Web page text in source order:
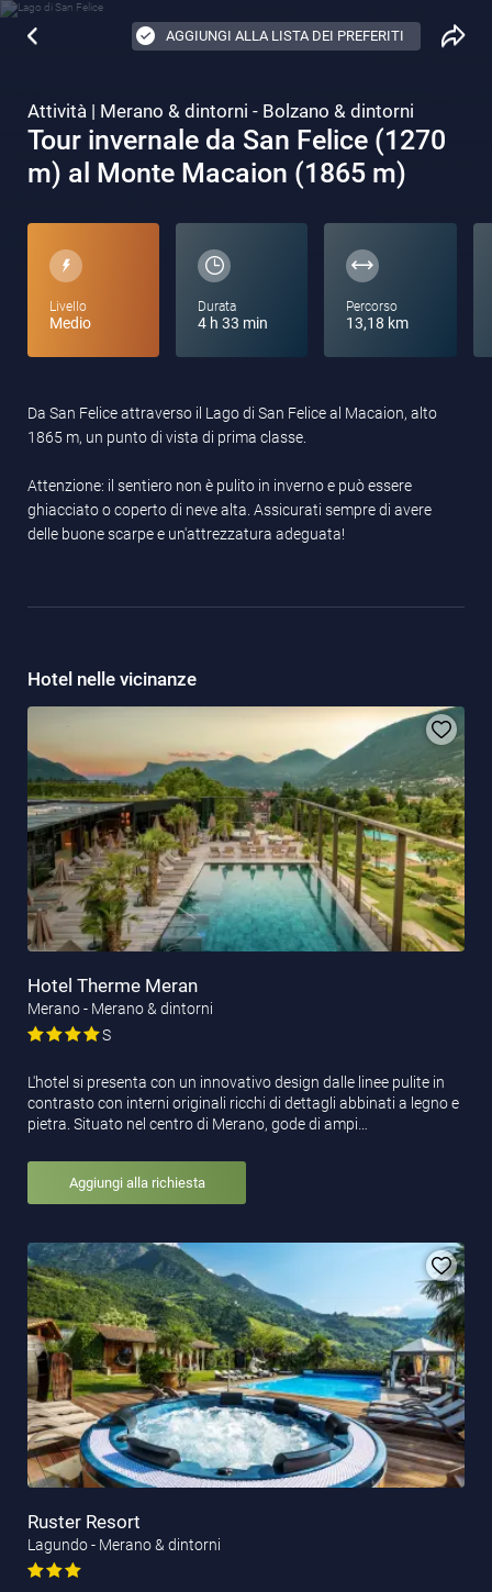
AGGIUNGI ALLA LISTA DEI PREFERITI
Attività | Merano & dintorni - Bolzano & dintorni
Tour invernale da San Felice (1270
m) al Monte Macaion (1865 m)
Livello
Medio
Durata
4 h 33 min
Percorso
13,18 km
Da San Felice attraverso il Lago di San Felice al Macaion, alto
1865 m, un punto di vista di prima classe.
Attenzione: il sentiero non è pulito in inverno e può essere
ghiacciato o coperto di neve alta. Assicurati sempre di avere
delle buone scarpe e un'attrezzatura adeguata!
Hotel nelle vicinanze
Hotel Therme Meran
Merano - Merano & dintorni
S
L'hotel si presenta con un innovativo design dalle linee pulite in
contrasto con interni originali ricchi di dettagli abbinati a legno e
pietra. Situato nel centro di Merano, gode di ampi…
Aggiungi alla richiesta
Ruster Resort
Lagundo - Merano & dintorni